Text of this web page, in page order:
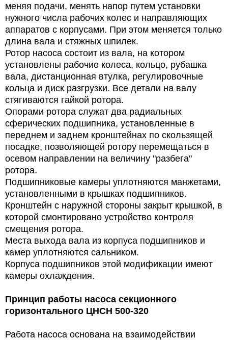
меняя подачи, менять напор путем установки
нужного числа рабочих колес и направляющих
аппаратов с корпусами. При этом меняется только
длина вала и стяжных шпилек.
Ротор насоса состоит из вала, на котором
установлены рабочие колеса, кольцо, рубашка
вала, дистанционная втулка, регулировочные
кольца и диск разгрузки. Все детали на валу
стягиваются гайкой ротора.
Опорами ротора служат два радиальных
сферических подшипника, установленные в
переднем и заднем кронштейнах по скользящей
посадке, позволяющей ротору перемещаться в
осевом направлении на величину "разбега"
ротора.
Подшипниковые камеры уплотняются манжетами,
установленными в крышках подшипников.
Кронштейн с наружной стороны закрыт крышкой, в
которой смонтировано устройство контроля
смещения ротора.
Места выхода вала из корпуса подшипников и
камер уплотняются сальником.
Корпуса подшипников этой модификации имеют
камеры охлаждения.
Принцип работы насоса секционного
горизонтального ЦНСН 500-320
Работа насоса основана на взаимодействии